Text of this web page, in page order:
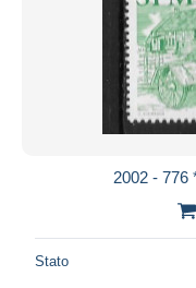
2002 - 776
Stato